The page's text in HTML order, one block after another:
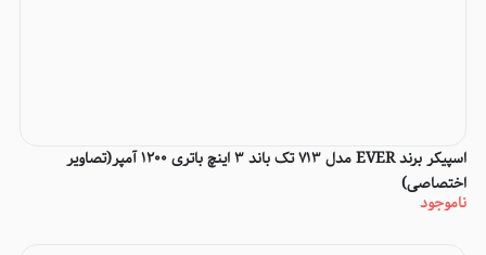
اسپیکر برند EVER مدل 713 تک باند 3 اینچ باتری 1200 آمپر(تصاویر
اختصاصی)
ناموجود